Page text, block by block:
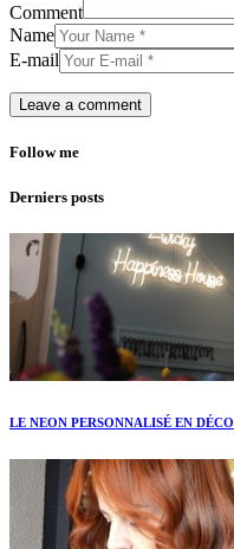
Comment
Name
E-mail
Follow me
Derniers posts
LE NEON PERSONNALISÉ EN DÉCO